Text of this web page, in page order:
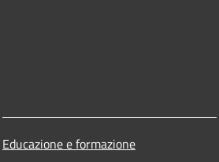
Educazione e formazione